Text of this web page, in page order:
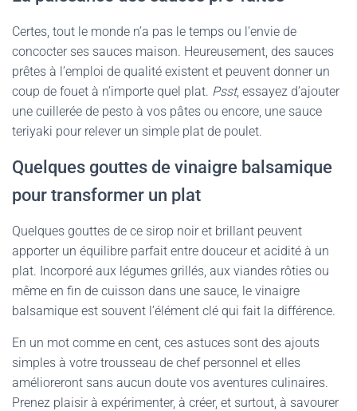
Certes, tout le monde n’a pas le temps ou l’envie de
concocter ses sauces maison. Heureusement, des sauces
prêtes à l’emploi de qualité existent et peuvent donner un
coup de fouet à n’importe quel plat. Psst, essayez d’ajouter
une cuillerée de pesto à vos pâtes ou encore, une sauce
teriyaki pour relever un simple plat de poulet.
Quelques gouttes de vinaigre balsamique
pour transformer un plat
Quelques gouttes de ce sirop noir et brillant peuvent
apporter un équilibre parfait entre douceur et acidité à un
plat. Incorporé aux légumes grillés, aux viandes rôties ou
même en fin de cuisson dans une sauce, le vinaigre
balsamique est souvent l’élément clé qui fait la différence.
En un mot comme en cent, ces astuces sont des ajouts
simples à votre trousseau de chef personnel et elles
amélioreront sans aucun doute vos aventures culinaires.
Prenez plaisir à expérimenter, à créer, et surtout, à savourer